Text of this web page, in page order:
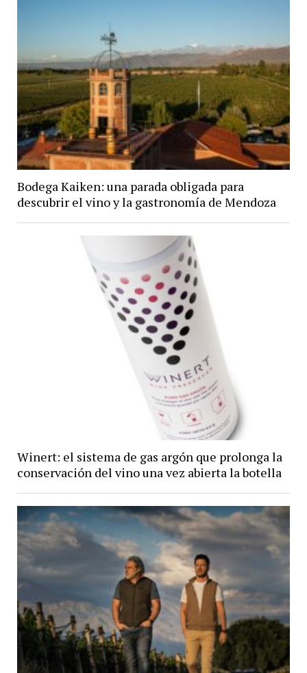
Bodega Kaiken: una parada obligada para
descubrir el vino y la gastronomía de Mendoza
Winert: el sistema de gas argón que prolonga la
conservación del vino una vez abierta la botella